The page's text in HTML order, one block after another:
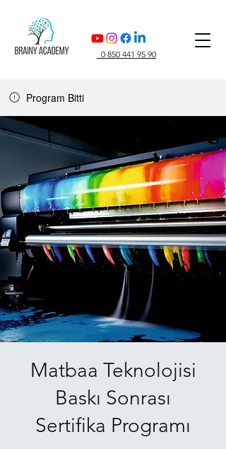
0 850 441 95 90
Program Bitti
Matbaa Teknolojisi
Baskı Sonrası
Sertifika Programı